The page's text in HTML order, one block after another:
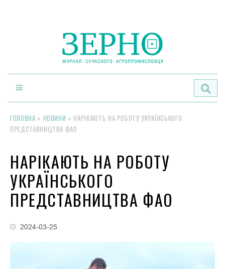
ГОЛОВНА » НОВИНИ » НАРІКАЮТЬ НА РОБОТУ УКРАЇНСЬКОГО
ПРЕДСТАВНИЦТВА ФАО
НАРІКАЮТЬ НА РОБОТУ
УКРАЇНСЬКОГО
ПРЕДСТАВНИЦТВА ФАО
2024-03-25